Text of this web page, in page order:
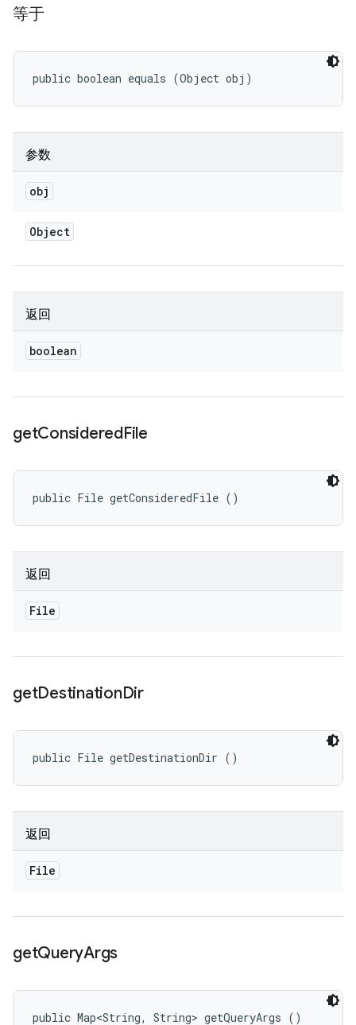
等于
public boolean equals (Object obj)
参数
obj
Object
返回
boolean
getConsideredFile
public File getConsideredFile ()
返回
File
getDestinationDir
public File getDestinationDir ()
返回
File
getQueryArgs
public Map<String, String> getQueryArgs ()